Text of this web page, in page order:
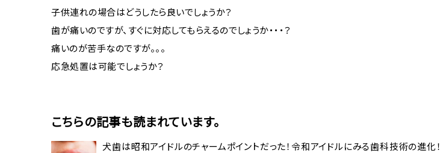
子供連れの場合はどうしたら良いでしょうか？
歯が痛いのですが、すぐに対応してもらえるのでしょうか・・・？
痛いのが苦手なのですが。。。
応急処置は可能でしょうか？
こちらの記事も読まれています。
犬歯は昭和アイドルのチャームポイントだった！令和アイドルにみる歯科技術の進化！